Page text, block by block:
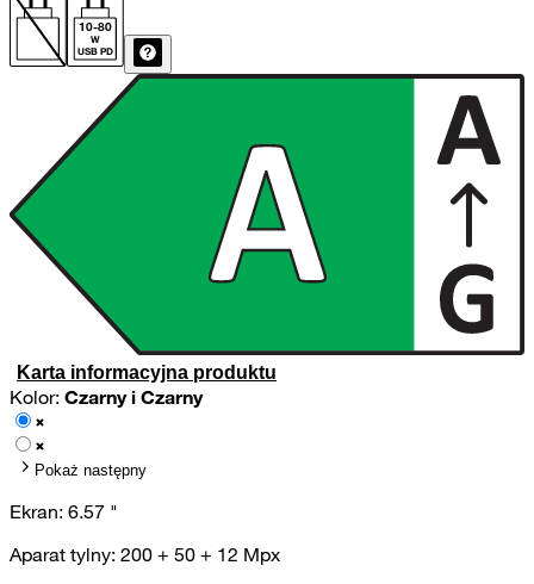
10-80
W
USB PD
Karta informacyjna produktu
Kolor: Czarny i Czarny
Pokaż następny
Ekran: 6.57 "
Aparat tylny: 200 + 50 + 12 Mpx